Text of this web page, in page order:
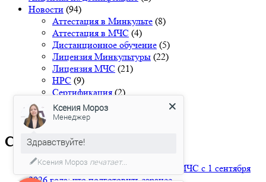
Новости (94)
Аттестация в Минкульте (8)
Аттестация в МЧС (4)
Дистанционное обучение (5)
Лицензия Минкультуры (22)
Лицензия МЧС (21)
НРС (9)
Сертификация(2)
СОУТ(5)
СРО(14)
Свежие записи
Новая аттестация проектировщиков МЧС с 1 сентября
Ксения Мороз
Менеджер
Здравствуйте!
Ксения Мороз печатает...